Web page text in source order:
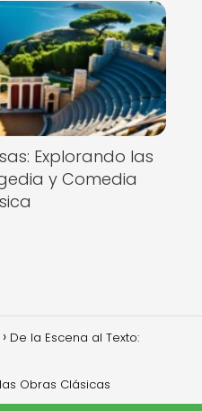
Explorando las
y Comedia
De la Escena al Texto:
Obras Clásicas